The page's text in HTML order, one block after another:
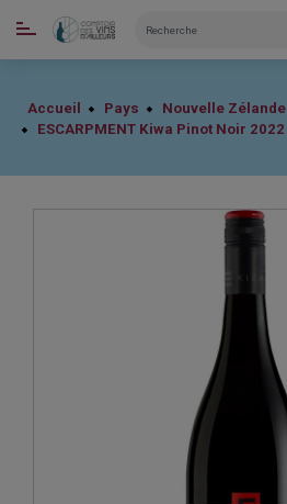
CATÉGORIES
Accueil Pays Nouvelle Zélande
ESCARPMENT Kiwa Pinot Noir 2022